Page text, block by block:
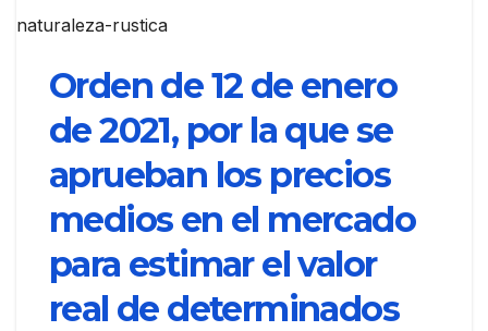
Orden de 12 de enero
de 2021, por la que se
aprueban los precios
medios en el mercado
para estimar el valor
real de determinados